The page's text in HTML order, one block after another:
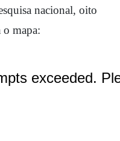
nacional, oito
o mapa: